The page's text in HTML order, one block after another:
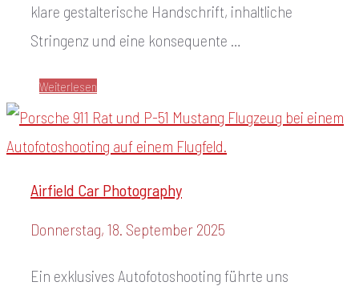
klare gestalterische Handschrift, inhaltliche
Stringenz und eine konsequente …
Weiterlesen
Airfield Car Photography
Donnerstag, 18. September 2025
Ein exklusives Autofotoshooting führte uns